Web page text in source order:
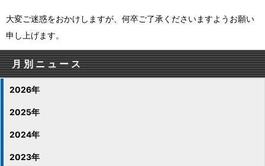
大変ご迷惑をおかけしますが、何卒ご了承くださいますようお願い
申し上げます。
月別ニュース
2026年
2025年
2024年
2023年